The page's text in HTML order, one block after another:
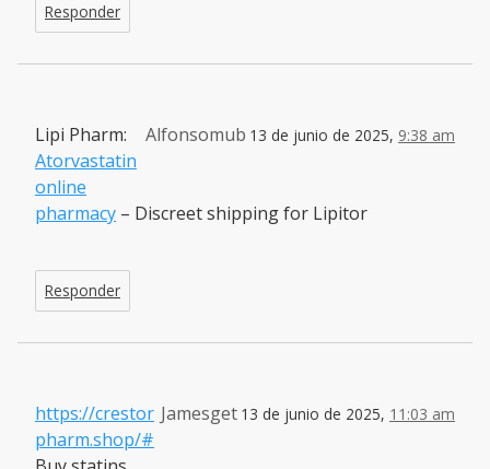
Responder
Alfonsomub 13 de junio de 2025, 9:38 am
Lipi Pharm:
Atorvastatin
online
pharmacy – Discreet shipping for Lipitor
Responder
Jamesget 13 de junio de 2025, 11:03 am
https://crestor
pharm.shop/#